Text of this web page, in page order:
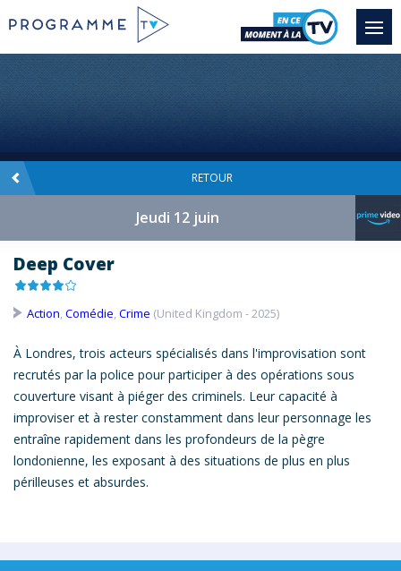
RETOUR
Jeudi 12 juin
Deep Cover
Action,Comédie,Crime (United Kingdom - 2025)
À Londres, trois acteurs spécialisés dans l'improvisation sont
recrutés par la police pour participer à des opérations sous
couverture visant à piéger des criminels. Leur capacité à
improviser et à rester constamment dans leur personnage les
entraîne rapidement dans les profondeurs de la pègre
londonienne, les exposant à des situations de plus en plus
périlleuses et absurdes. ​